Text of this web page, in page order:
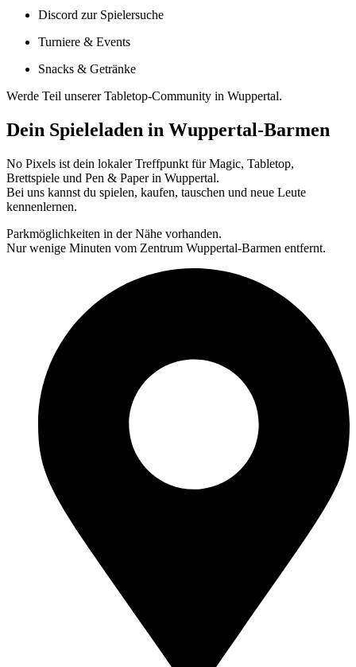
Discord zur Spielersuche
Turniere & Events
Snacks & Getränke
Werde Teil unserer Tabletop-Community in Wuppertal.
Dein Spieleladen in Wuppertal-Barmen
No Pixels ist dein lokaler Treffpunkt für Magic, Tabletop,
Brettspiele und Pen & Paper in Wuppertal.
Bei uns kannst du spielen, kaufen, tauschen und neue Leute
kennenlernen.
Parkmöglichkeiten in der Nähe vorhanden.
Nur wenige Minuten vom Zentrum Wuppertal-Barmen entfernt.